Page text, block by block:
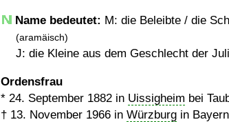
Name bedeutet: M: die Beleibte / die
(aramäisch)
J: die Kleine aus dem Geschlecht der
Ordensfrau
* 24. September 1882 in Uissigheim bei
† 13. November 1966 in Würzburg in Bayern